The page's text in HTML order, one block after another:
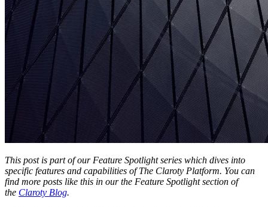
This post is part of our Feature Spotlight series which dives into
specific features and capabilities of The Claroty Platform. You can
find more posts like this in our the Feature Spotlight section of
the Claroty Blog.